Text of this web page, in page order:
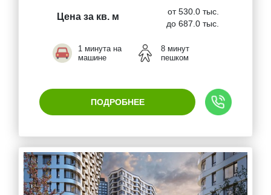
Цена за кв. м
от 530.0 тыс.
до 687.0 тыс.
1 минута на
машине
8 минут
пешком
ПОДРОБНЕЕ